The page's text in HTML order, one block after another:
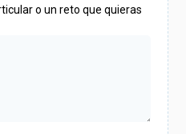
o un reto que quieras